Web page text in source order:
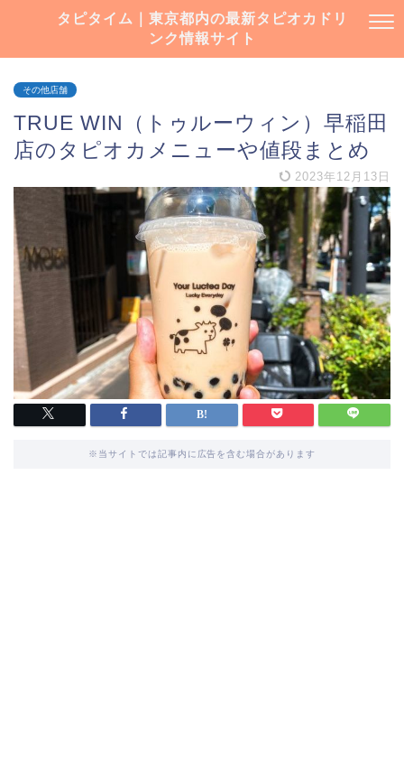
タピタイム｜東京都内の最新タピオカドリ
ンク情報サイト
その他店舗
TRUE WIN（トゥルーウィン）早稲田
店のタピオカメニューや値段まとめ
2023年12月13日
※当サイトでは記事内に広告を含む場合があります